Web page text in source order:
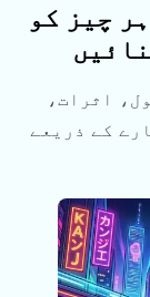
چیز کو
اثرات،
کے ذریعے